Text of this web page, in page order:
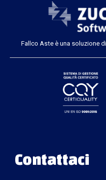
Fallco Aste è una soluzione
Contattaci